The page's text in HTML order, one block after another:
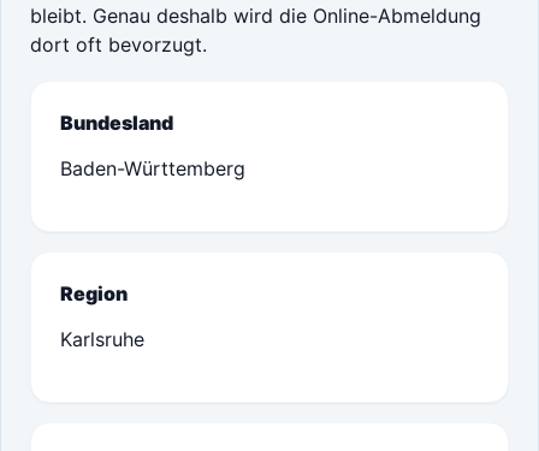
bleibt. Genau deshalb wird die Online-Abmeldung
dort oft bevorzugt.
Bundesland
Baden-Württemberg
Region
Karlsruhe